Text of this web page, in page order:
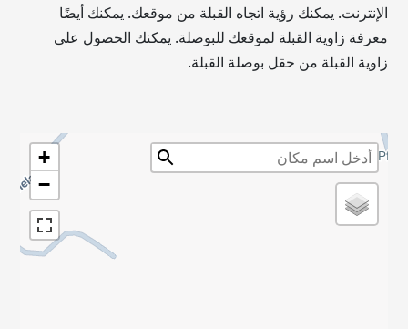
الإنترنت. يمكنك رؤية اتجاه القبلة من موقعك. يمكنك أيضًا
معرفة زاوية القبلة لموقعك للبوصلة. يمكنك الحصول على
زاوية القبلة من حقل بوصلة القبلة.
+
−